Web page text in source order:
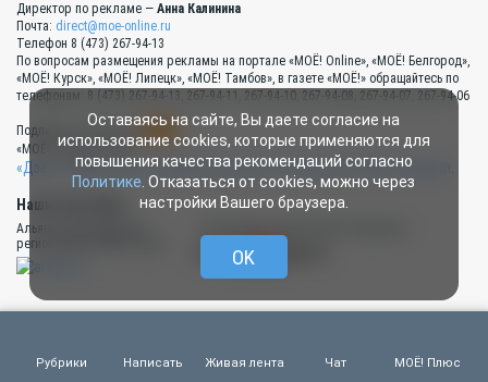
Директор по рекламе — Анна Калинина
Почта: direct@moe-online.ru
Телефон 8 (473) 267-94-13
По вопросам размещения рекламы на портале «МОЁ! Online», «МОЁ! Белгород»,
«МОЁ! Курск», «МОЁ! Липецк», «МОЁ! Тамбов», в газете «МОЁ!» обращайтесь по
телефонам: 8 (473) 267-94-13, 267-94-11, 267-94-10, 267-94-08, 267-94-07, 267-94-06
Подписка на новости: RSS
«МОЁ! Online» в сети:
«Дзен» «ВКонтакте»,«Одноклассники»,YouTube,RUTUBE,Telegram
Наши партнёры:
Альянс руководителей
региональных СМИ России
Рубрики Написать Живая лента Чат МОЁ! Плюс
Оставаясь на сайте, Вы даете согласие на
использование cookies, которые применяются для
повышения качества рекомендаций согласно
Политике . Отказаться от cookies, можно через
настройки Вашего браузера.
OK